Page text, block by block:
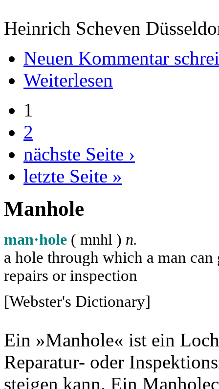
Heinrich Scheven
Neuen Kommentar
Weiterlesen
1
2
nächste Seite ›
letzte Seite »
Manhole
man·hole ( mnhl ) n.
a hole through which a man
repairs or inspection
[Webster's Dictionary]
Ein »Manhole« ist ein
Reparatur- oder
steigen kann. Ein